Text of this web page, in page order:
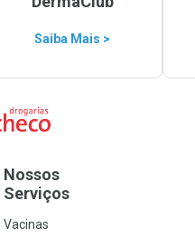
Saiba Mais >
Nossos
Serviços
Vacinas